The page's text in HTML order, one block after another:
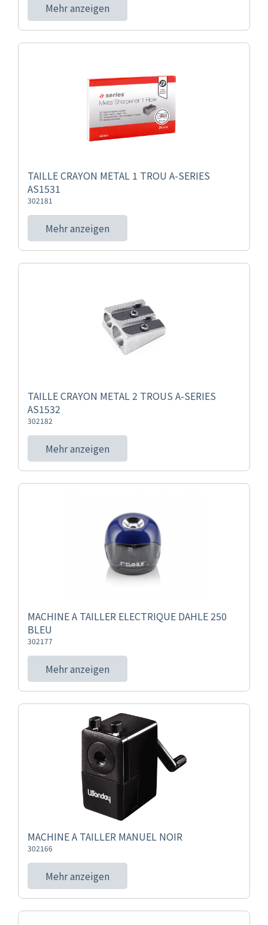
Mehr anzeigen
TAILLE CRAYON METAL 1 TROU A-SERIES
AS1531
302181
Mehr anzeigen
TAILLE CRAYON METAL 2 TROUS A-SERIES
AS1532
302182
Mehr anzeigen
MACHINE A TAILLER ELECTRIQUE DAHLE 250
BLEU
302177
Mehr anzeigen
MACHINE A TAILLER MANUEL NOIR
302166
Mehr anzeigen